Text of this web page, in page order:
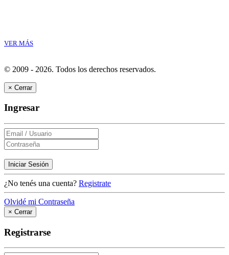
VER MÁS
© 2009 - 2026. Todos los derechos reservados.
× Cerrar
Ingresar
Iniciar Sesión
¿No tenés una cuenta? Registrate
Olvidé mi Contraseña
× Cerrar
Registrarse